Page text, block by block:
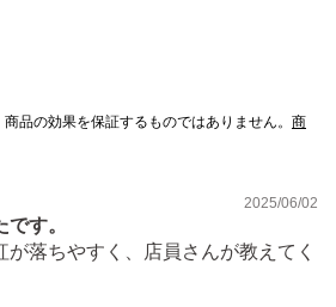
の誤飲等を防ぐため、置き場所にご注
光のあたる場所には置かないでくださ
品の効果を保証するものではありません。 商
2025/06/02
す。
落ちやすく、店員さんが教えてく